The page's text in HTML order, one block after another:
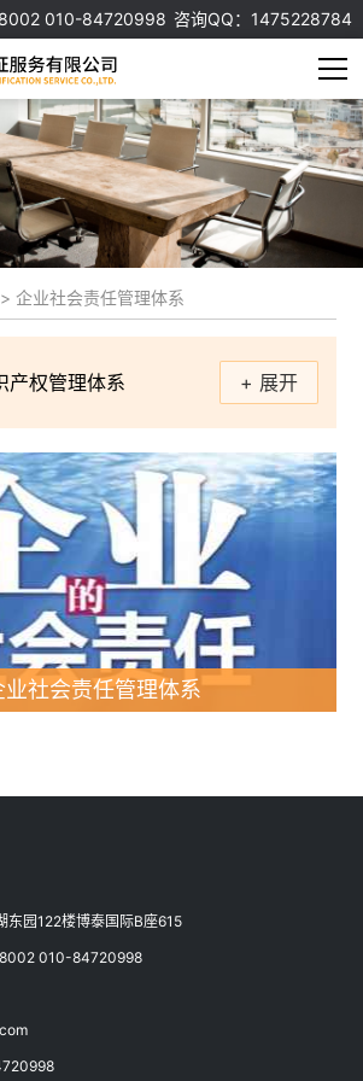
010-84720998 咨询QQ：1475228784
>企业社会责任管理体系
产权管理体系
安全管理体系
管理体系
管理体系
健康安全管理体系
认证
信息管理体系
社会责任管理体系
+ 展开
业社会责任管理体系
东园122楼博泰国际B座615
010-84720998